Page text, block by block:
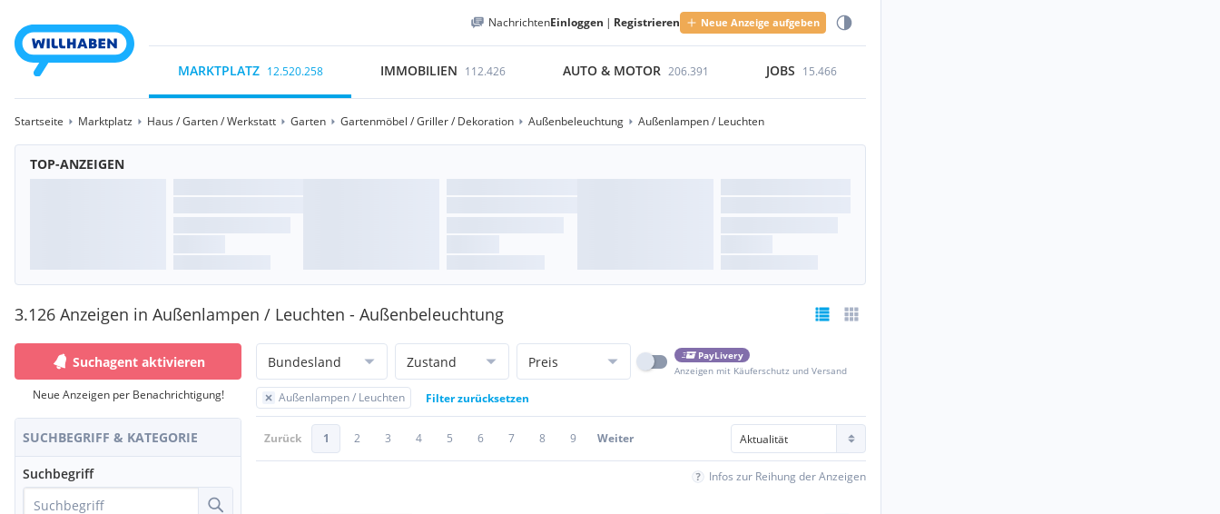
NachrichtenEinloggen | Registrieren Neue Anzeige aufgeben
MARKTPLATZ 12.520.258 IMMOBILIEN 112.426 AUTO & MOTOR 206.391 JOBS 15.466
Startseite Marktplatz Haus / Garten / Werkstatt Garten Gartenmöbel / Griller / Dekoration Außenbeleuchtung Außenlampen / Leuchten
TOP-ANZEIGEN
3.126 Anzeigen in Außenlampen / Leuchten - Außenbeleuchtung
Suchagent aktivieren
Neue Anzeigen per Benachrichtigung!
SUCHBEGRIFF & KATEGORIE
Suchbegriff
Bundesland Zustand Preis
PayLivery
Anzeigen mit Käuferschutz und Versand
Außenlampen / Leuchten Filter zurücksetzen
Zurück 1 2 3 4 5 6 7 8 9 Weiter
Infos zur Reihung der Anzeigen